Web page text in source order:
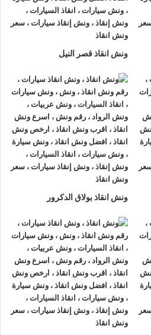
نعمل على مدار الساعة طوال أيام
إلي أقرب مركز صيانة.
و رفع السيارات مدرب على كيفيةنقل
وذلك إلى جانب خبرتهم المتميزة
أو علي الطرق الرئيسية في جميع
بسرعة وصولونش انقاذ السيارات
انقاذ سيارات في العريشلسحب و
مركز صيانة أو وكيل معتمد ، أتصل بنا
أرخص ونش انقاذ في العريش
ونش انقاذ قصر النيل
ونش انقاذ بولاق الدكرور